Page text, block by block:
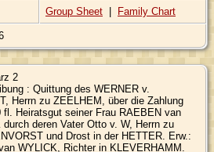
Group Sheet | Family Chart
2
: Quittung des WERNER v.
Herrn zu ZEELHEM, über die Zahlung
fl. Heiratsgut seiner Frau RAEBEN van
durch deren Vater Otto v. W, Herrn zu
und Drost in der HETTER. Erw.:
WYLICK, Richter in KLEVERHAMM.